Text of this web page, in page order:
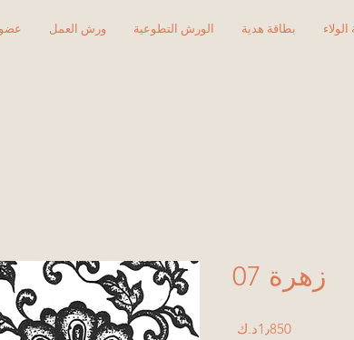
ورش العمل الورش التطوعية بطاقة هدية
زهرة 07
1٫850د.ك